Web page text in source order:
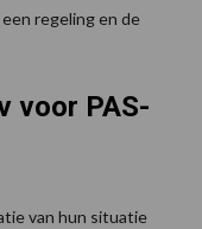
regeling en de
voor PAS-
van hun situatie